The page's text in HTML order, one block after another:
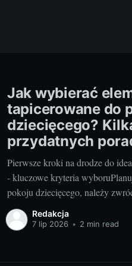
Jak wybierać
tapicerowane do
dziecięcego?
przydatnych
Pierwsze kroki na drodze do
- kluczowe kryteria
pokoju dziecięcego, należy
wybór odpowiednich elementów
nie tylko ważnym elementem
Redakcja
7 lip 2026 • 2 min read